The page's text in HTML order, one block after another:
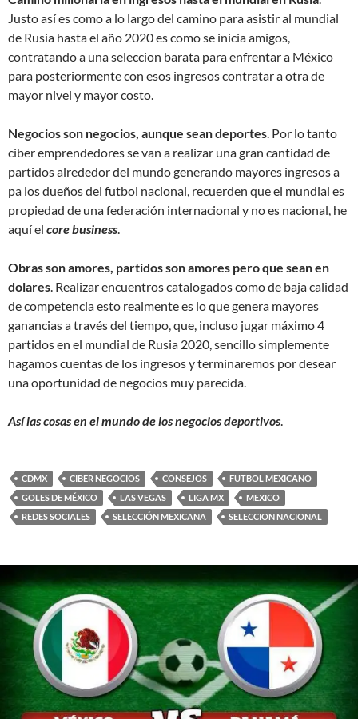
Justo así es como a lo largo del camino para asistir al mundial
de Rusia hasta el año 2020 es como se inicia amigos,
contratando a una seleccion barata para enfrentar a México
para posteriormente con esos ingresos contratar a otra de
mayor nivel y mayor costo.
Negocios son negocios, aunque sean deportes . Por lo tanto
ciber emprendedores se van a realizar una gran cantidad de
partidos alrededor del mundo generando mayores ingresos a
pa los dueños del futbol nacional, recuerden que el mundial es
propiedad de una federación internacional y no es nacional, he
aquí el core business
Obras son amores, partidos son amores pero que sean en
dolares . Realizar encuentros catalogados como de baja calidad
de competencia esto realmente es lo que genera mayores
ganancias a través del tiempo, que, incluso jugar máximo 4
partidos en el mundial de Rusia 2020, sencillo simplemente
hagamos cuentas de los ingresos y terminaremos por desear
una oportunidad de negocios muy parecida.
Así las cosas en el mundo de los negocios deportivos
CDMX CIBER NEGOCIOS CONSEJOS
FUTBOL MEXICANO
GOLES DE MÉXICO
LAS VEGAS LIGA MX
MEXICO
REDES SOCIALES
SELECCIÓN MEXICANA SELECCION NACIONAL